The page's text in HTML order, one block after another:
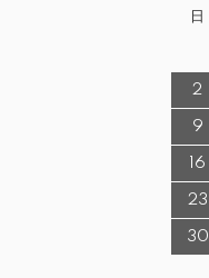
日
2
9
16
23
30